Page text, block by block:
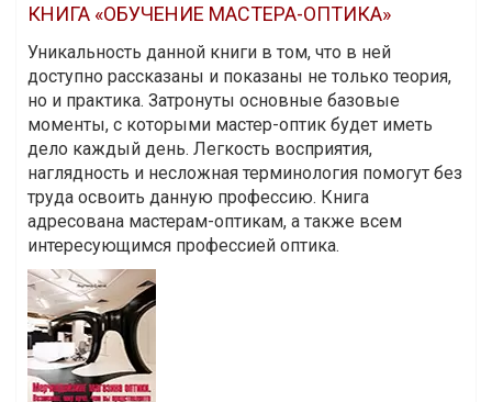
КНИГА «ОБУЧЕНИЕ МАСТЕРА-ОПТИКА»
Уникальность данной книги в том, что в ней
доступно рассказаны и показаны не только теория,
но и практика. Затронуты основные базовые
моменты, с которыми мастер-оптик будет иметь
дело каждый день. Легкость восприятия,
наглядность и несложная терминология помогут без
труда освоить данную профессию. Книга
адресована мастерам-оптикам, а также всем
интересующимся профессией оптика.